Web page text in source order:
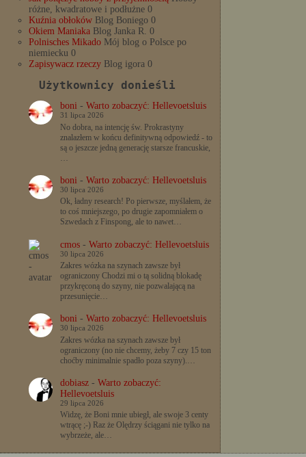
różne, kwadratowe i podłużne 0
Kuźnia obłoków Blog Boniego 0
Okiem Maniaka Blog Janka R. 0
Polnisches Mikado Mój blog o Polsce po
niemiecku 0
Zapisywacz rzeczy Blog igora 0
Użytkownicy donieśli
boni- Warto zobaczyć: Hellevoetsluis
31 lipca 2026
No dobra, na intencję św. Prokrastyny
znalazłem w końcu definitywną odpowiedź - to
są o jeszcze jedną generację starsze francuskie,
…
boni- Warto zobaczyć: Hellevoetsluis
30 lipca 2026
Ok, ładny research! Po pierwsze, myślałem, że
to coś mniejszego, po drugie zapomniałem o
Szwedach z Finspong, ale to nawet…
cmos- Warto zobaczyć: Hellevoetsluis
30 lipca 2026
Zakres wózka na szynach zawsze był
ograniczony Chodzi mi o tą solidną blokadę
przykręconą do szyny, nie pozwalającą na
przesunięcie…
boni- Warto zobaczyć: Hellevoetsluis
30 lipca 2026
Zakres wózka na szynach zawsze był
ograniczony (no nie chcemy, żeby 7 czy 15 ton
choćby minimalnie spadło poza szyny).…
dobiasz- Warto zobaczyć:
Hellevoetsluis
29 lipca 2026
Widzę, że Boni mnie ubiegł, ale swoje 3 centy
wtrącę ;-) Raz że Olędrzy ściągani nie tylko na
wybrzeże, ale…